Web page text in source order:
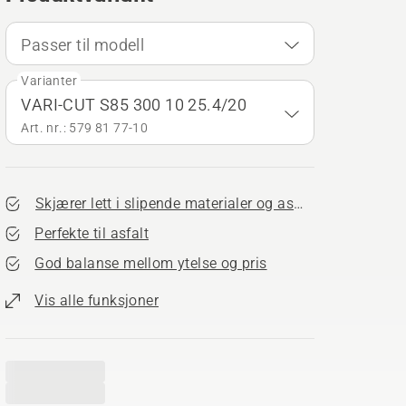
Passer til modell
Varianter
VARI-CUT S85 300 10 25.4/20
Art. nr.: 579 81 77‑10
Skjærer lett i slipende materialer og asfalt
Perfekte til asfalt
God balanse mellom ytelse og pris
Vis alle funksjoner